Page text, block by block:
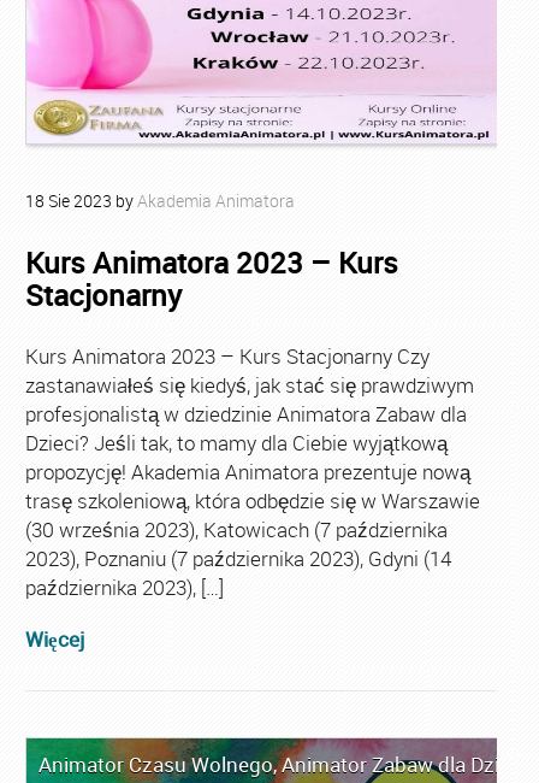
18 Sie2023 byAkademia Animatora
Kurs Animatora 2023 – Kurs
Stacjonarny
Kurs Animatora 2023 – Kurs Stacjonarny Czy
zastanawiałeś się kiedyś, jak stać się prawdziwym
profesjonalistą w dziedzinie Animatora Zabaw dla
Dzieci? Jeśli tak, to mamy dla Ciebie wyjątkową
propozycję! Akademia Animatora prezentuje nową
trasę szkoleniową, która odbędzie się w Warszawie
(30 września 2023), Katowicach (7 października
2023), Poznaniu (7 października 2023), Gdyni (14
października 2023), […]
Więcej
Animator Czasu Wolnego,Animator Zabaw dla Dzieci